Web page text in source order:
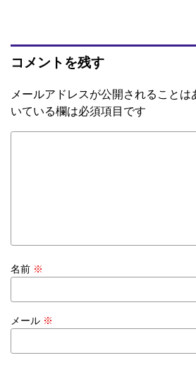
コメントを残す
メールアドレスが公開されることは
いている欄は必須項目です
名前 ※
メール ※